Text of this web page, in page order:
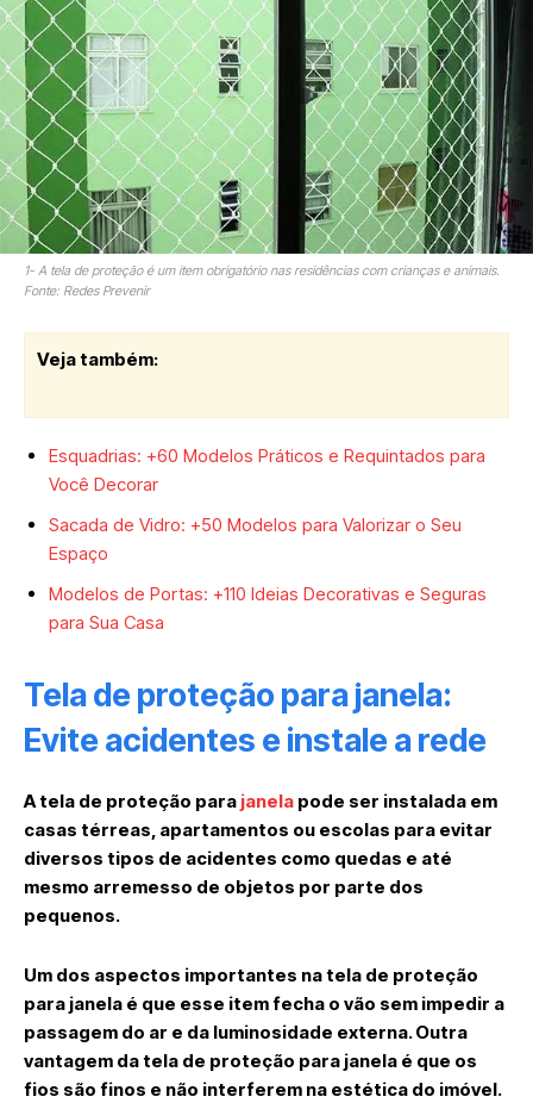
1- A tela de proteção é um item obrigatório nas residências com crianças e animais.
Fonte: Redes Prevenir
Veja também:
Esquadrias: +60 Modelos Práticos e Requintados para
Você Decorar
Sacada de Vidro: +50 Modelos para Valorizar o Seu
Espaço
Modelos de Portas: +110 Ideias Decorativas e Seguras
para Sua Casa
Tela de proteção para janela:
Evite acidentes e instale a rede
A tela de proteção para janela pode ser instalada em
casas térreas, apartamentos ou escolas para evitar
diversos tipos de acidentes como quedas e até
mesmo arremesso de objetos por parte dos
pequenos.
Um dos aspectos importantes na tela de proteção
para janela é que esse item fecha o vão sem impedir a
passagem do ar e da luminosidade externa. Outra
vantagem da tela de proteção para janela é que os
fios são finos e não interferem na estética do imóvel.